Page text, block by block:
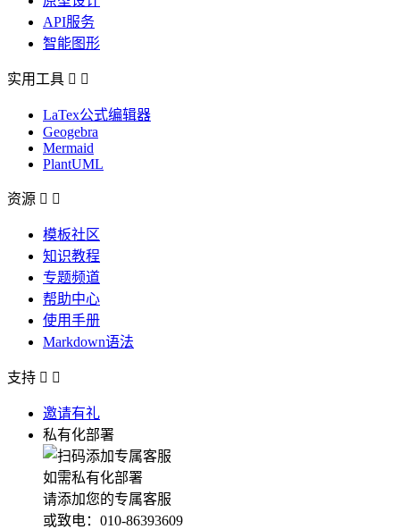
API服务
智能图形
实用工具  
LaTex公式编辑器
Geogebra
Mermaid
PlantUML
资源  
模板社区
知识教程
专题频道
帮助中心
使用手册
Markdown语法
支持  
邀请有礼
私有化部署
如需私有化部署
请添加您的专属客服
或致电：010-86393609